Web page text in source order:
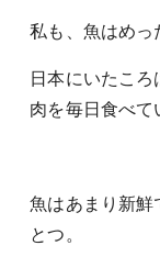
私も、魚はめっ
日本にいたこ
肉を毎日食べて
魚はあまり新
とつ。